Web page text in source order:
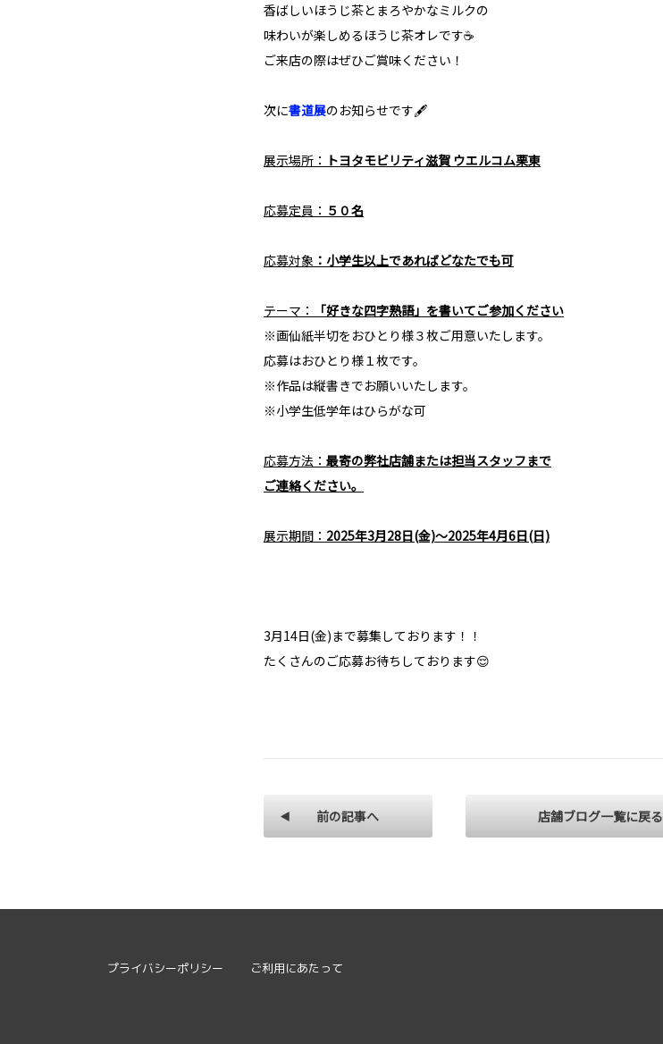
香ばしいほうじ茶とまろやかなミルクの
味わいが楽しめるほうじ茶オレです☕
ご来店の際はぜひご賞味ください！
次に書道展のお知らせです🖋
展示場所： トヨタモビリティ滋賀 ウエルコム栗東
応募定員： ５０名
応募対象 ：小学生以上であればどなたでも可
テーマ：
「好きな四字熟語」を書いてご参加ください
※画仙紙半切をおひとり様３枚ご用意いたします。
応募はおひとり様１枚です。
※作品は縦書きでお願いいたします。
※小学生低学年はひらがな可
応募方法： 最寄の弊社店舗または担当スタッフまで
ご連絡ください。
展示期間： 2025年3月28日(金)～2025年4月6日(日)
3月14日(金)まで募集しております！！
たくさんのご応募お待ちしております😌
前の記事へ 店舗ブログ一覧に戻る
プライバシーポリシー ご利用にあたって